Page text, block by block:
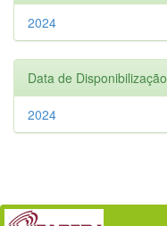
2024
Data de Disponibilização
2024